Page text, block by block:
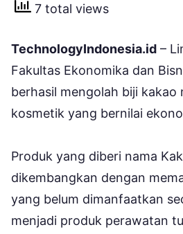
7 total views
TechnologyIndonesia.id –
Fakultas Ekonomika dan
berhasil mengolah biji kakao
kosmetik yang bernilai
Produk yang diberi nama
dikembangkan dengan
yang belum dimanfaatkan
menjadi produk perawatan